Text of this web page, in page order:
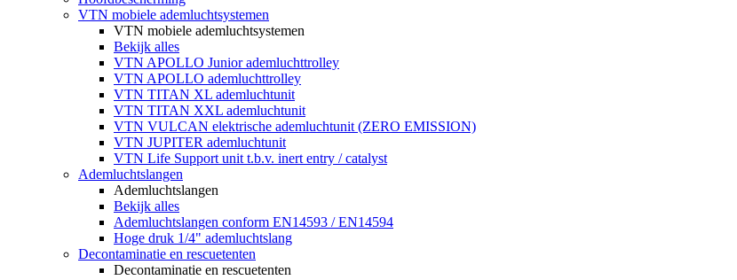
VTN mobiele ademluchtsystemen
VTN mobiele ademluchtsystemen
Bekijk alles
VTN APOLLO Junior ademluchttrolley
VTN APOLLO ademluchttrolley
VTN TITAN XL ademluchtunit
VTN TITAN XXL ademluchtunit
VTN VULCAN elektrische ademluchtunit (ZERO EMISSION)
VTN JUPITER ademluchtunit
VTN Life Support unit t.b.v. inert entry / catalyst
Ademluchtslangen
Ademluchtslangen
Bekijk alles
Ademluchtslangen conform EN14593 / EN14594
Hoge druk 1/4" ademluchtslang
Decontaminatie en rescuetenten
Decontaminatie en rescuetenten